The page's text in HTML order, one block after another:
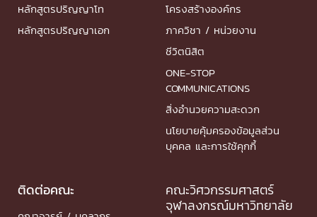
หลักสูตรปริญญาโท
หลักสูตรปริญญาเอก
โครงสร้างองค์กร
ภาควิชา / หน่วยงาน
ชีวิตนิสิต
ONE-STOP
COMMUNICATIONS
สิ่งอำนวยความสะดวก
นโยบายคุ้มครองข้อมูลส่วน
บุคคล และการใช้คุกกี้
ติดต่อคณะ
คณะวิศวกรรมศาสตร์
จุฬาลงกรณ์มหาวิทยาลัย